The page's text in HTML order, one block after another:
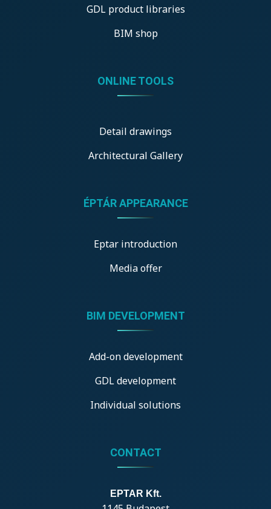
GDL product libraries
BIM shop
ONLINE TOOLS
Detail drawings
Architectural Gallery
ÉPTÁR APPEARANCE
Eptar introduction
Media offer
BIM DEVELOPMENT
Add-on development
GDL development
Individual solutions
CONTACT
EPTAR Kft.